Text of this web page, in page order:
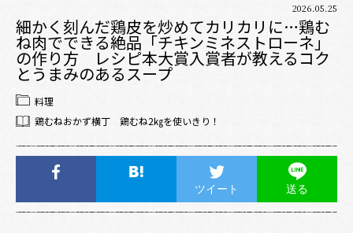
2026.05.25
細かく刻んだ鶏皮を炒めてカリカリに…鶏む
ね肉でできる絶品「チキンミネストローネ」
の作り方 レシピ本大賞入賞者が教えるコク
とうまみのあるスープ
料理
鶏むねおかず横丁 鶏むね2㎏を使いきり！
ツイート 送る